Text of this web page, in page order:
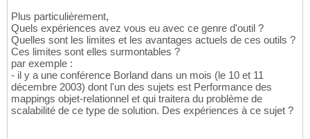
Plus particulièrement,
Quels expériences avez vous eu avec ce genre d'outil ?
Quelles sont les limites et les avantages actuels de ces outils ?
Ces limites sont elles surmontables ?
par exemple :
- il y a une conférence Borland dans un mois (le 10 et 11
décembre 2003) dont l'un des sujets est Performance des
mappings objet-relationnel et qui traitera du problème de
scalabilité de ce type de solution. Des expériences à ce sujet ?